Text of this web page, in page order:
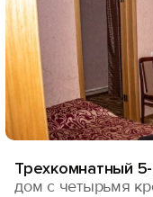
Трехкомнатный
дом с четырьмя